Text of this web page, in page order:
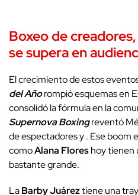
Boxeo de
se supera en
El crecimiento de estos
del Añorompió esquemas en
consolidó la fórmula en la
Supernova Boxingreventó
de espectadores y . Ese boom
comoAlana Floreshoy tienen
bastante grande.
LaBarby Juáreztiene una